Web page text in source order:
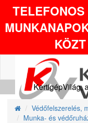
KertigépVilág,
Védőfelszerelés,
Munka- és